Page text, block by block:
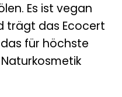
Es ist vegan
trägt das Ecocert
für höchste